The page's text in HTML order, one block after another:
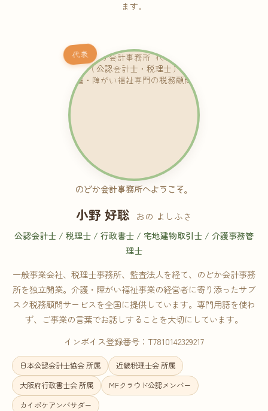
ます。
代表
のどか会計事務所へようこそ。
小野 好聡 おの よしふさ
公認会計士 / 税理士 / 行政書士 / 宅地建物取引士 / 介護事務管
理士
一般事業会社、税理士事務所、監査法人を経て、のどか会計事務
所を独立開業。介護・障がい福祉事業の経営者に寄り添ったサブ
スク税務顧問サービスを全国に提供しています。専門用語を使わ
ず、ご事業の言葉でお話しすることを大切にしています。
インボイス登録番号：T7810142329217
日本公認会計士協会 所属
近畿税理士会 所属
大阪府行政書士会 所属
MFクラウド公認メンバー
カイポケアンバサダー